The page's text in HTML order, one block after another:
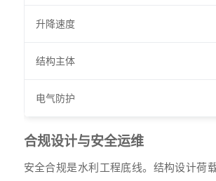
升降速度
结构主体
电气防护
合规设计与安全运维
安全合规是水利工程底线。结构设计荷